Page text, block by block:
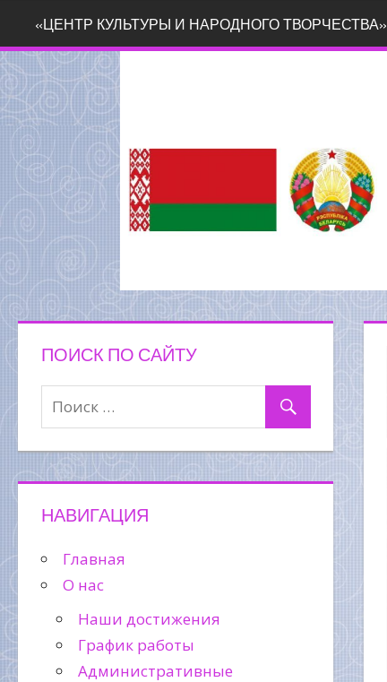
содержимому
«ЦЕНТР КУЛЬТУРЫ И НАРОДНОГО ТВОРЧЕСТВА»
ПОИСК ПО САЙТУ
НАВИГАЦИЯ
Главная
О нас
Наши достижения
График работы
Административные